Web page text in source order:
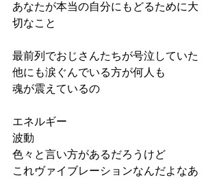
あなたが本当の自分にもどるために大
切なこと
最前列でおじさんたちが号泣していた
他にも涙ぐんでいる方が何人も
魂が震えているの
エネルギー
波動
色々と言い方があるだろうけど
これヴァイブレーションなんだよなあ